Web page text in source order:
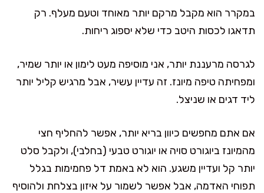
במקרר הוא מקבל מרקם יותר מאוחד וטעם מעלף. רק
תדאגו לכסות היטב כדי שלא יספוג ריחות.
לגרסה מרעננת יותר, אני מוסיפה מעט לימון או יותר שמיר,
ומפחיתה טיפה מיונז. זה עדיין עשיר, אבל מרגיש קליל יותר
ליד דגים או שניצל.
אם אתם מחפשים כיוון בריא יותר, אפשר להחליף חצי
מהמיונז ביוגורט סויה או יוגורט טבעי (בחלבי), ולקבל סלט
יותר קל ועדיין משגע. הוא לא באמת דל פחמימות בגלל
תפוחי האדמה, אבל אפשר לשמור על איזון בצלחת ולהוסיף